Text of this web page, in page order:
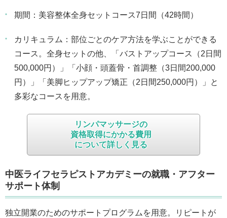
期間：美容整体全身セットコース7日間（42時間）
カリキュラム：部位ごとのケア方法を学ぶことができる
コース。全身セットの他、「バストアップコース（2日間
500,000円）」「小顔・頭蓋骨・首調整（3日間200,000
円）」「美脚ヒップアップ矯正（2日間250,000円）」と
多彩なコースを用意。
リンパマッサージの
資格取得にかかる費用
について詳しく見る
中医ライフセラピストアカデミーの就職・アフター
サポート体制
独立開業のためのサポートプログラムを用意。リピートが